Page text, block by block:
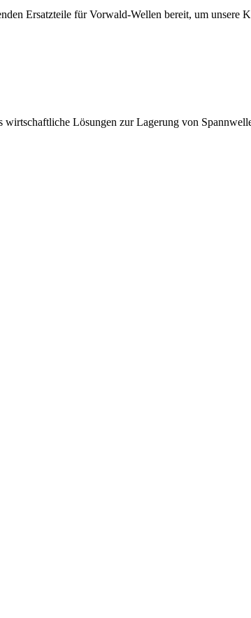
Ersatzteile für Vorwald-Wellen bereit, um unsere
Lösungen zur Lagerung von